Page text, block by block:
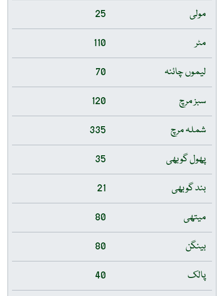
مولی
25
مٹر
110
لیموں چائنہ
70
سبز مرچ
120
شملہ مرچ
335
پھول گوبھی
35
بند گوبھی
21
میتھی
80
بینگن
80
پالک
40